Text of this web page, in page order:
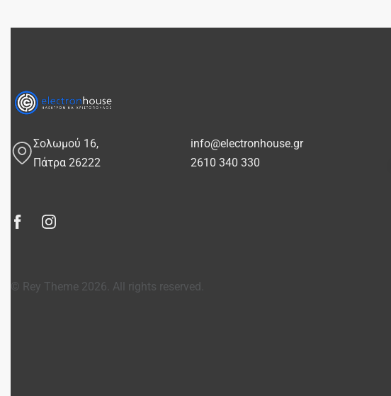
Σολωμού 16,
Πάτρα 26222
info@electronhouse.gr
2610 340 330
© Rey Theme 2026. All rights reserved.